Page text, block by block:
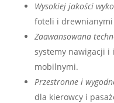
Wysokiej jakości
foteli i
Zaawansowana
systemy nawigacji i
mobilnymi.
Przestronne i
dla kierowcy i